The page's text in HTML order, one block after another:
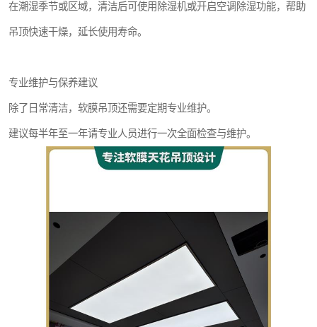
在潮湿季节或区域，清洁后可使用除湿机或开启空调除湿功能，帮助
吊顶快速干燥，延长使用寿命。
专业维护与保养建议
除了日常清洁，软膜吊顶还需要定期专业维护。
建议每半年至一年请专业人员进行一次全面检查与维护。